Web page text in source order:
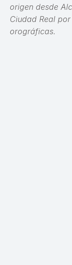
origen desde
Ciudad Real
orográficas.